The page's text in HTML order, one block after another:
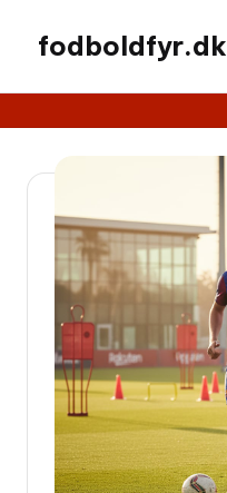
Spring
indhold
fodboldfyr.dk